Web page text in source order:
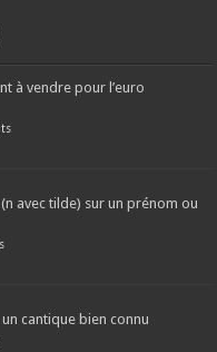
à vendre pour l’euro
avec tilde) sur un prénom ou
cantique bien connu